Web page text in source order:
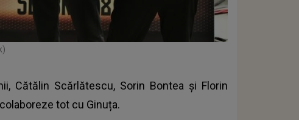
Cătălin Scărlătescu, Sorin Bontea și Florin
tot cu Ginuța.